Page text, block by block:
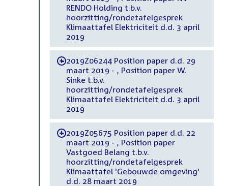
RENDO Holding t.b.v.
hoorzitting/rondetafelgesprek
Klimaattafel Elektriciteit d.d. 3 april
2019
-2019Z06244 Position paper d.d. 29
maart 2019 - , Position paper W.
Sinke t.b.v.
hoorzitting/rondetafelgesprek
Klimaattafel Elektriciteit d.d. 3 april
2019
-2019Z05675 Position paper d.d. 22
maart 2019 - , Position paper
Vastgoed Belang t.b.v.
hoorzitting/rondetafelgesprek
Klimaattafel 'Gebouwde omgeving'
d.d. 28 maart 2019